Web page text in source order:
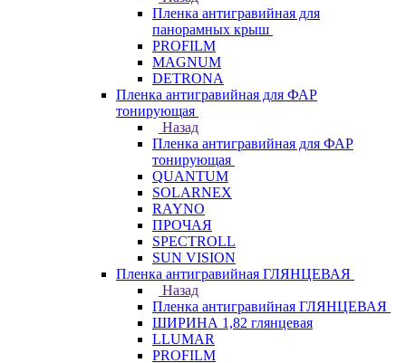
Пленка антигравийная для
панорамных крыш
PROFILM
MAGNUM
DETRONA
Пленка антигравийная для ФАР
тонирующая
Назад
Пленка антигравийная для ФАР
тонирующая
QUANTUM
SOLARNEX
RAYNO
ПРОЧАЯ
SPECTROLL
SUN VISION
Пленка антигравийная ГЛЯНЦЕВАЯ
Назад
Пленка антигравийная ГЛЯНЦЕВАЯ
ШИРИНА 1,82 глянцевая
LLUMAR
PROFILM